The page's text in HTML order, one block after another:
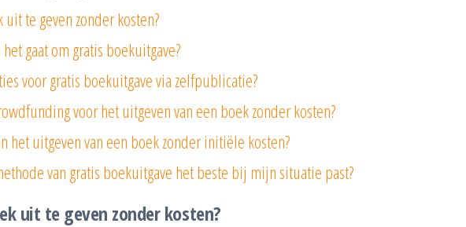
te geven zonder kosten?
gaat om gratis boekuitgave?
voor gratis boekuitgave via zelfpublicatie?
voor het uitgeven van een boek zonder kosten?
het uitgeven van een boek zonder initiële kosten?
van gratis boekuitgave het beste bij mijn situatie past?
uit te geven zonder kosten?